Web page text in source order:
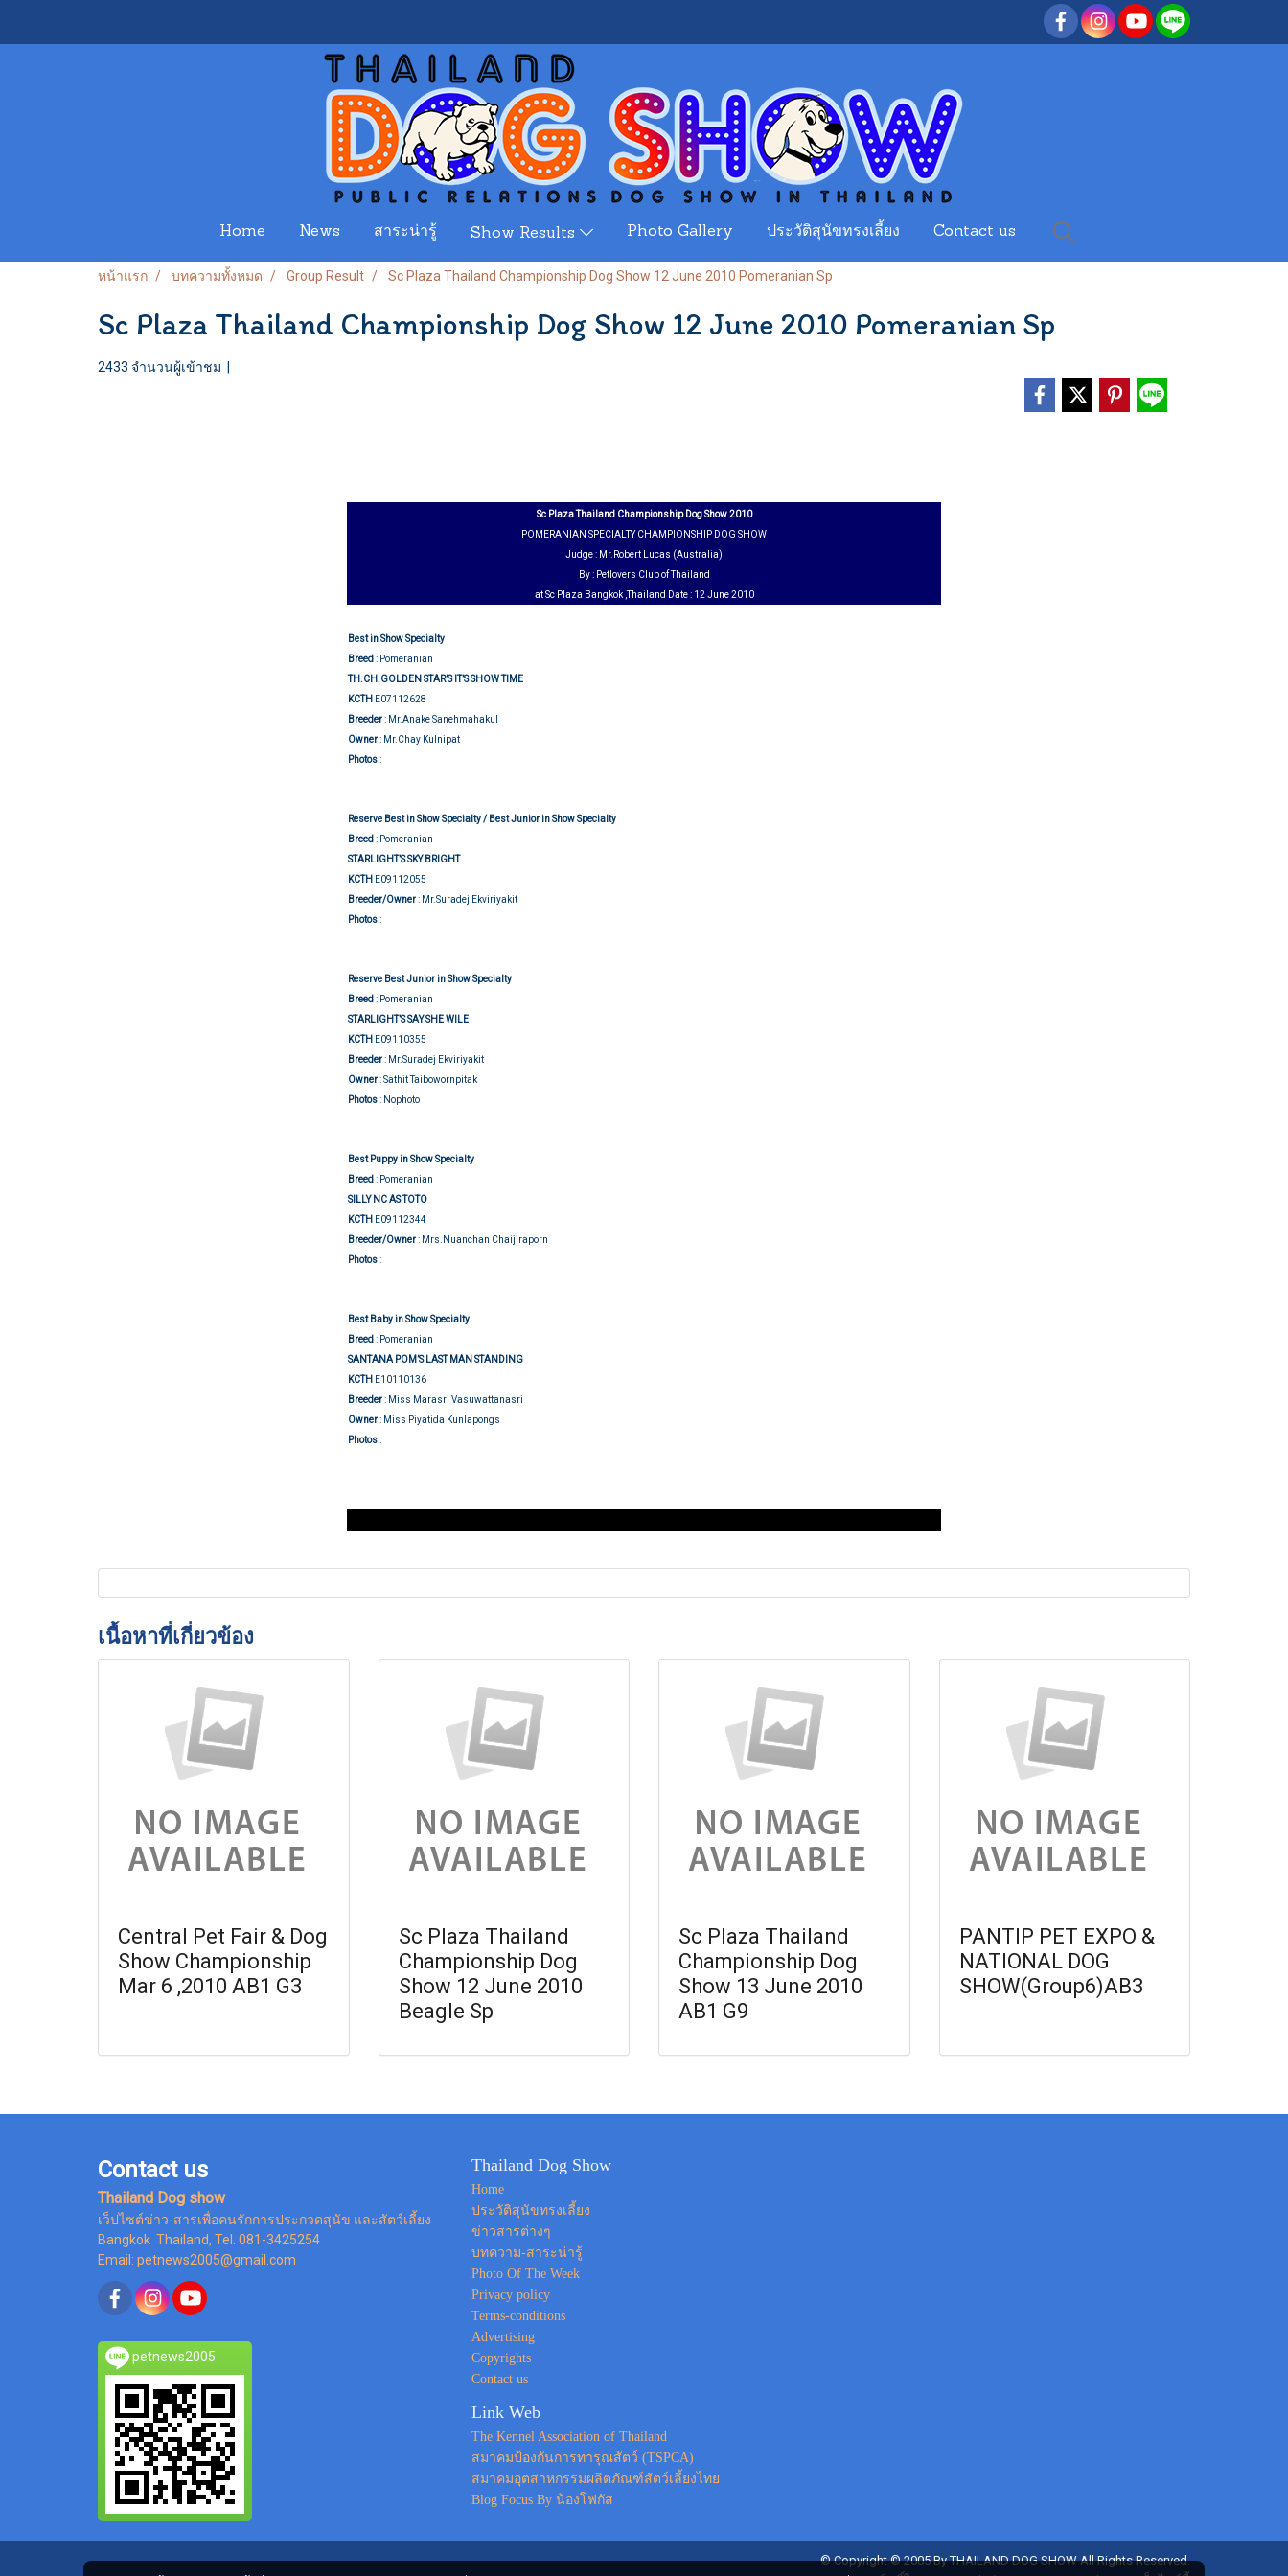
Home News สาระน่ารู้ Show Results Photo Gallery ประวัติสุนัขทรงเลี้ยง Contact us
หน้าแรก บทความทั้งหมด Group Result Sc Plaza Thailand Championship Dog Show 12 June 2010 Pomeranian Sp
Sc Plaza Thailand Championship Dog Show 12 June 2010 Pomeranian Sp
2433 จำนวนผู้เข้าชม |
Sc Plaza Thailand Championship Dog Show 2010
POMERANIAN SPECIALTY CHAMPIONSHIP DOG SHOW
Judge : Mr.Robert Lucas (Australia)
By : Petlovers Club of Thailand
at Sc Plaza Bangkok ,Thailand Date : 12 June 2010
Best in Show Specialty
Breed : Pomeranian
TH.CH.GOLDEN STAR’S IT’S SHOW TIME
KCTH E07112628
Breeder: Mr.Anake Sanehmahakul
Owner: Mr.Chay Kulnipat
Photos:
Reserve Best in Show Specialty / Best Junior in Show Specialty
Breed : Pomeranian
STARLIGHT’S SKY BRIGHT
KCTH E09112055
Breeder/Owner: Mr.Suradej Ekviriyakit
Photos:
Reserve Best Junior in Show Specialty
Breed : Pomeranian
STARLIGHT’S SAY SHE WILE
KCTH E09110355
Breeder: Mr.Suradej Ekviriyakit
Owner: Sathit Taibowornpitak
Photos: Nophoto
Best Puppy in Show Specialty
Breed : Pomeranian
SILLY NC AS TOTO
KCTH E09112344
Breeder/Owner: Mrs.Nuanchan Chaijiraporn
Photos:
Best Baby in Show Specialty
Breed : Pomeranian
SANTANA POM’S LAST MAN STANDING
KCTH E10110136
Breeder: Miss Marasri Vasuwattanasri
Owner: Miss Piyatida Kunlapongs
Photos:
เนื้อหาที่เกี่ยวข้อง
Central Pet Fair & Dog
Show Championship
Mar 6 ,2010 AB1 G3
Sc Plaza Thailand
Championship Dog
Show 12 June 2010
Beagle Sp
Sc Plaza Thailand
Championship Dog
Show 13 June 2010
AB1 G9
PANTIP PET EXPO &
NATIONAL DOG
SHOW(Group6)AB3
Contact us
Thailand Dog show
เว็ปไซต์ข่าว-สารเพื่อคนรักการประกวดสุนัข และสัตว์เลี้ยง
Bangkok Thailand, Tel. 081-3425254
Email: petnews2005@gmail.com
petnews2005
Thailand Dog Show
Home
ประวัติสุนัขทรงเลี้ยง
ข่าวสารต่างๆ
บทความ-สาระน่ารู้
Photo Of The Week
Privacy policy
Terms-conditions
Advertising
Copyrights
Contact us
Link Web
The Kennel Association of Thailand
สมาคมป้องกันการทารุณสัตว์ (TSPCA)
สมาคมอุตสาหกรรมผลิตภัณฑ์สัตว์เลี้ยงไทย
Blog Focus By น้องโฟกัส
© Copyright © 2005 By THAILAND DOG SHOW All Rights Reserved.